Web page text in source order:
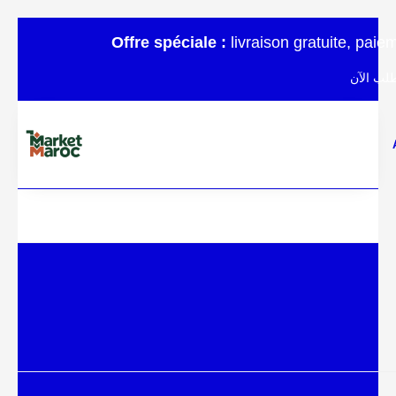
Offre spéciale : livraison gratuite,
الآن